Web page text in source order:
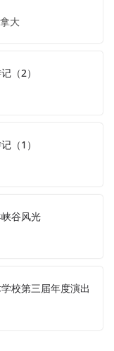
大
（2）
（1）
谷风光
校第三届年度演出